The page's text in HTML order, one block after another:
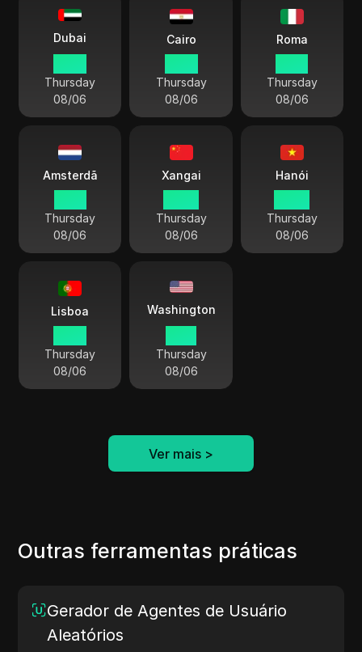
Dubai
Thursday
08/06
Cairo
Thursday
08/06
Roma
Thursday
08/06
Amsterdã
Thursday
08/06
Xangai
Thursday
08/06
Hanói
Thursday
08/06
Lisboa
Thursday
08/06
Washington
Thursday
08/06
Ver mais >
Outras ferramentas práticas
Gerador de Agentes de Usuário
Aleatórios